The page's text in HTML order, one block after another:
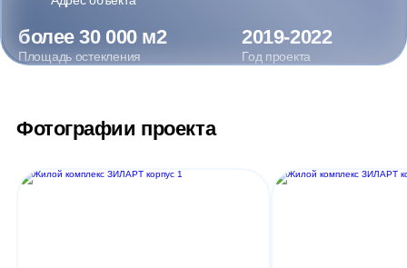
более 30 000 м2
Площадь остекления
2019-2022
Год проекта
Фотографии проекта